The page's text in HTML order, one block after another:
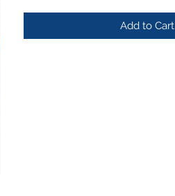
Add to Cart